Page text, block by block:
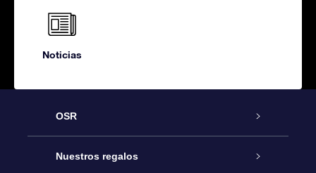
Noticias
OSR
Atención
Nuestros regalos